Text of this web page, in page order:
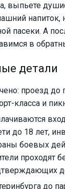
выпьете
напиток,
пасеки. А
в
детали
проезд до
класса и
до 18 лет,
боевых
проходят
до